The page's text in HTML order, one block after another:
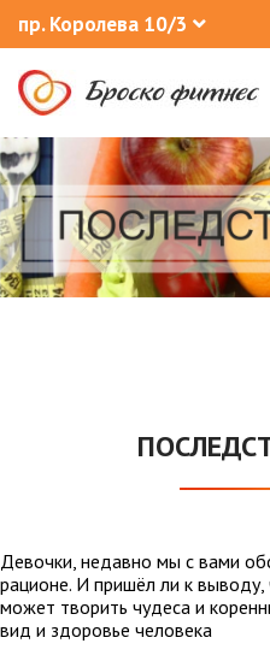
пр. Королева 10/3
Девочки, недавно мы с вами
рационе. И пришёл ли к
может творить чудеса и
вид и здоровье человека